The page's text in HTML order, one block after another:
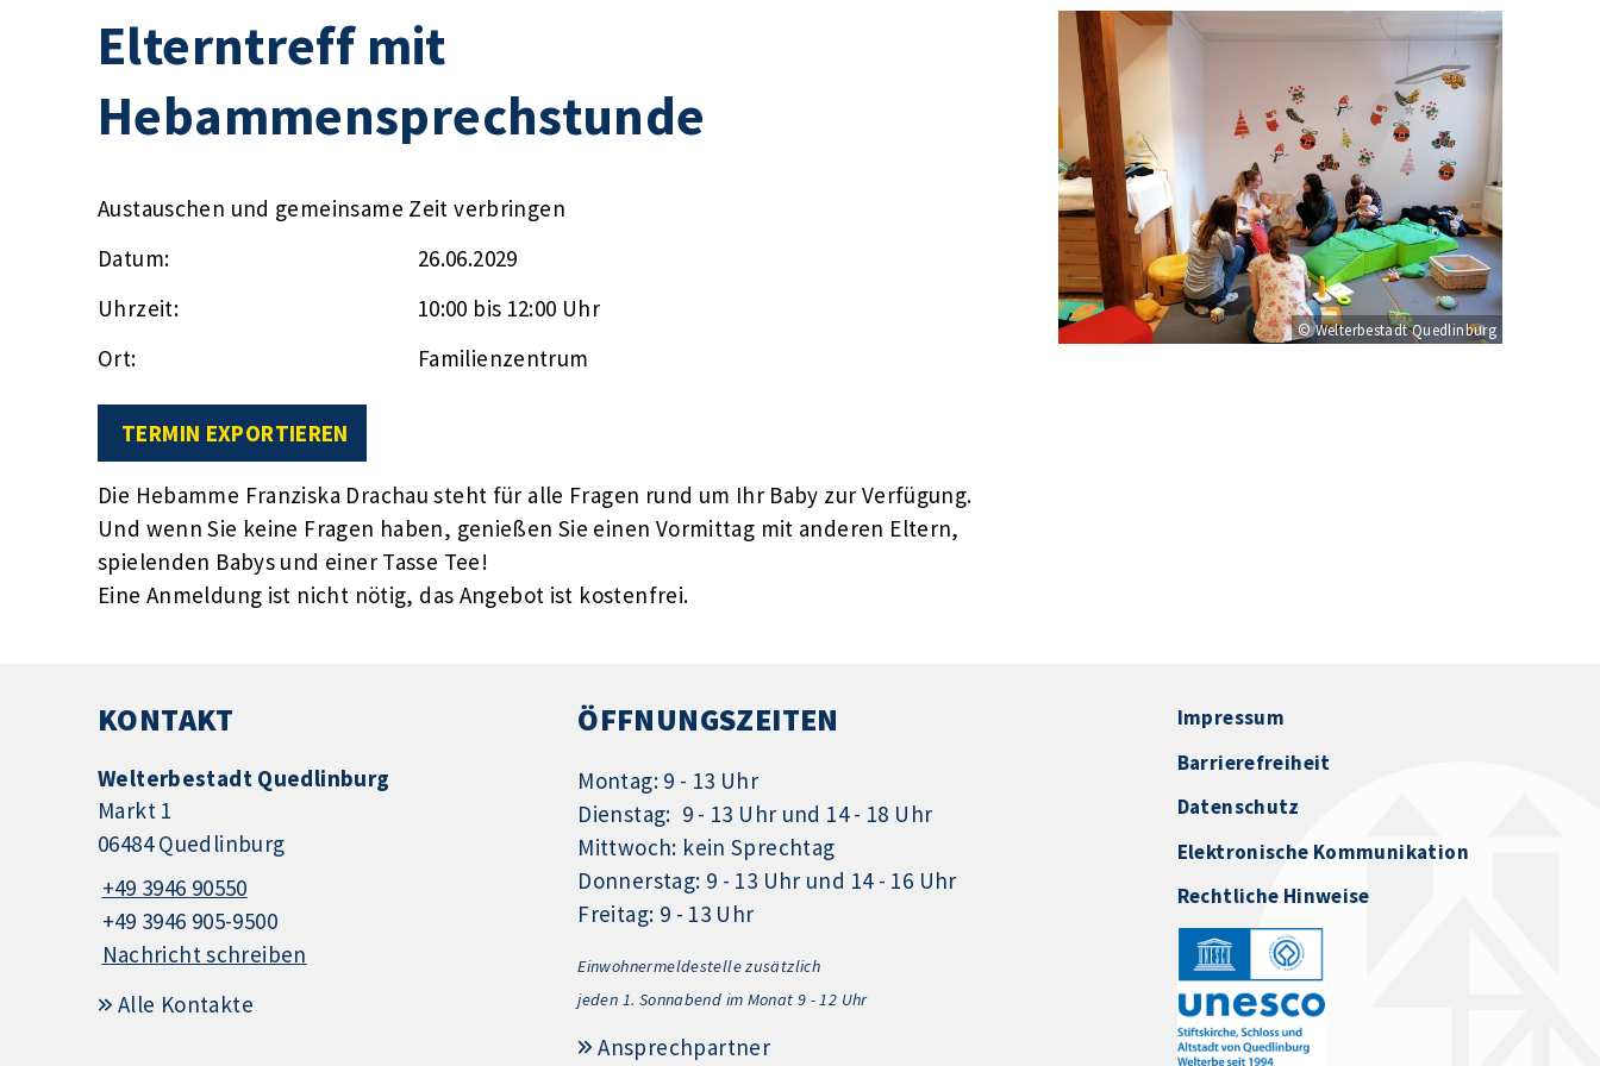
Elterntreff mit
Hebammensprechstunde
Austauschen und gemeinsame Zeit verbringen
Datum:
26.06.2029
Uhrzeit:
10:00 bis 12:00 Uhr
Ort:
Familienzentrum
TERMIN EXPORTIEREN
Die Hebamme Franziska Drachau steht für alle Fragen rund um Ihr Baby zur Verfügung.
Und wenn Sie keine Fragen haben, genießen Sie einen Vormittag mit anderen Eltern,
spielenden Babys und einer Tasse Tee!
Eine Anmeldung ist nicht nötig, das Angebot ist kostenfrei.
© Welterbestadt Quedlinburg
KONTAKT
Welterbestadt Quedlinburg
Markt 1
06484 Quedlinburg
+49 3946 90550
+49 3946 905-9500
Nachricht schreiben
Alle Kontakte
ÖFFNUNGSZEITEN
Montag: 9 - 13 Uhr
Dienstag: 9 - 13 Uhr und 14 - 18 Uhr
Mittwoch: kein Sprechtag
Donnerstag: 9 - 13 Uhr und 14 - 16 Uhr
Freitag: 9 - 13 Uhr
Einwohnermeldestelle zusätzlich
jeden 1. Sonnabend im Monat 9 - 12 Uhr
Ansprechpartner
Impressum
Barrierefreiheit
Datenschutz
Elektronische Kommunikation
Rechtliche Hinweise